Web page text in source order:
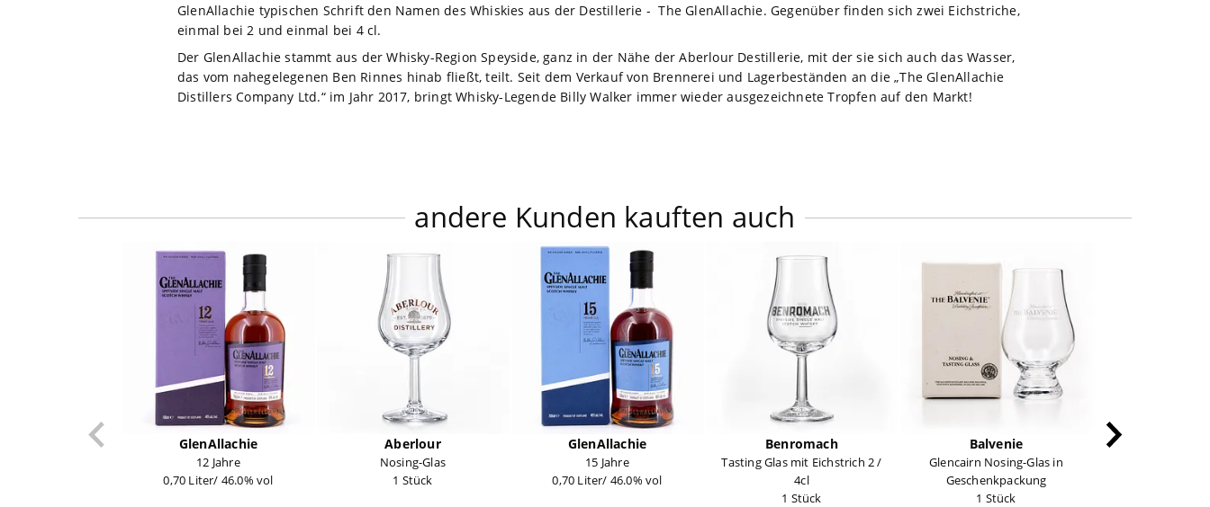
GlenAllachie typischen Schrift den Namen des Whiskies aus der Destillerie - The GlenAllachie. Gegenüber finden sich zwei Eichstriche,
einmal bei 2 und einmal bei 4 cl.
Der GlenAllachie stammt aus der Whisky-Region Speyside, ganz in der Nähe der Aberlour Destillerie, mit der sie sich auch das Wasser,
das vom nahegelegenen Ben Rinnes hinab fließt, teilt. Seit dem Verkauf von Brennerei und Lagerbeständen an die „The GlenAllachie
Distillers Company Ltd.“ im Jahr 2017, bringt Whisky-Legende Billy Walker immer wieder ausgezeichnete Tropfen auf den Markt!
andere Kunden kauften auch
GlenAllachie
12 Jahre
0,70 Liter/ 46.0% vol
Aberlour
Nosing-Glas
1 Stück
GlenAllachie
15 Jahre
0,70 Liter/ 46.0% vol
Benromach
Tasting Glas mit Eichstrich 2 /
4cl
1 Stück
Balvenie
Glencairn Nosing-Glas in
Geschenkpackung
1 Stück